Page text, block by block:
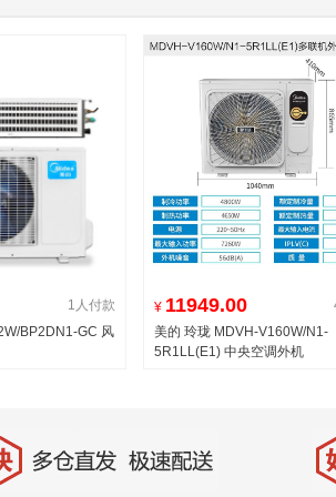
1人付款
BP2DN1-GC 风
¥ 11949.00
美的 玲珑 MDVH-V160W/N1-
5R1LL(E1) 中央空调外机